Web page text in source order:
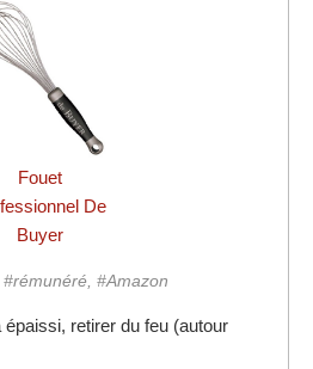
Fouet
De
Buyer
#Amazon
épaissi, retirer du feu (autour